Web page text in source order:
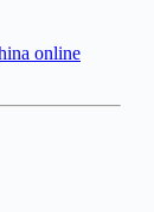
online